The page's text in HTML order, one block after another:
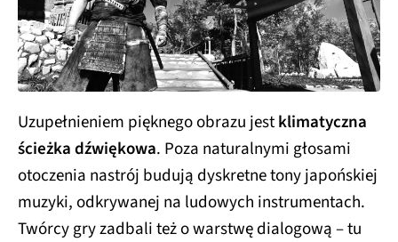
Uzupełnieniem pięknego obrazu jestklimatyczna
ścieżka dźwiękowa. Poza naturalnymi głosami
otoczenia nastrój budują dyskretne tony japońskiej
muzyki, odkrywanej na ludowych instrumentach.
Twórcy gry zadbali też o warstwę dialogową – tu